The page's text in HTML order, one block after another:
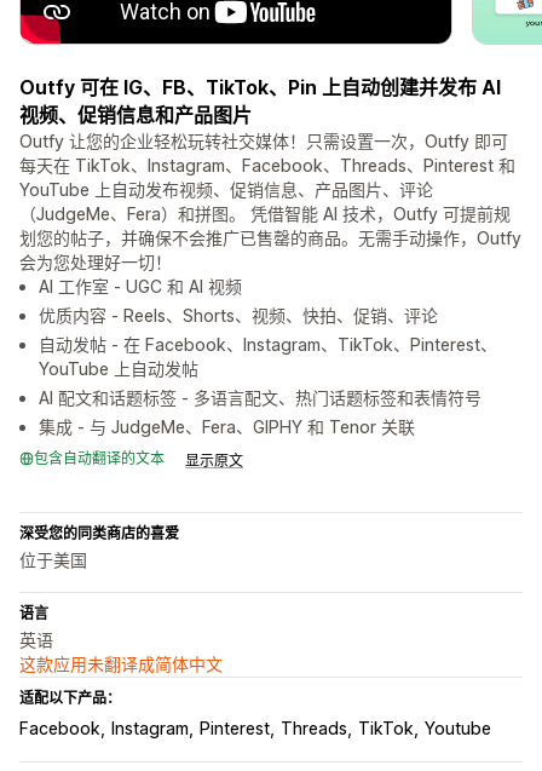
Outfy 可在 IG、FB、TikTok、Pin 上自动创建并发布 AI
视频、促销信息和产品图片
Outfy 让您的企业轻松玩转社交媒体！只需设置一次，Outfy 即可
每天在 TikTok、Instagram、Facebook、Threads、Pinterest 和
YouTube 上自动发布视频、促销信息、产品图片、评论
（JudgeMe、Fera）和拼图。 凭借智能 AI 技术，Outfy 可提前规
划您的帖子，并确保不会推广已售罄的商品。无需手动操作，Outfy
会为您处理好一切！
AI 工作室 - UGC 和 AI 视频
优质内容 - Reels、Shorts、视频、快拍、促销、评论
自动发帖 - 在 Facebook、Instagram、TikTok、Pinterest、
YouTube 上自动发帖
AI 配文和话题标签 - 多语言配文、热门话题标签和表情符号
集成 - 与 JudgeMe、Fera、GIPHY 和 Tenor 关联
包含自动翻译的文本 显示原文
深受您的同类商店的喜爱
位于美国
语言
英语
这款应用未翻译成简体中文
适配以下产品：
Facebook Instagram Pinterest Threads TikTok Youtube